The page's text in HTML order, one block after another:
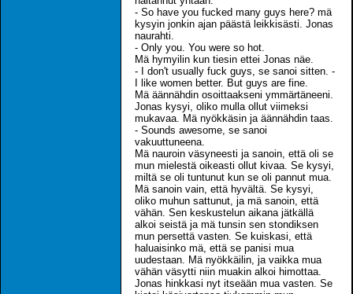
- So have you fucked many guys here? mä
kysyin jonkin ajan päästä leikkisästi. Jonas
naurahti.
- Only you. You were so hot.
Mä hymyilin kun tiesin ettei Jonas näe.
- I don't usually fuck guys, se sanoi sitten. -
I like women better. But guys are fine.
Mä äännähdin osoittaakseni ymmärtäneeni.
Jonas kysyi, oliko mulla ollut viimeksi
mukavaa. Mä nyökkäsin ja äännähdin taas.
- Sounds awesome, se sanoi
vakuuttuneena.
Mä nauroin väsyneesti ja sanoin, että oli se
mun mielestä oikeasti ollut kivaa. Se kysyi,
miltä se oli tuntunut kun se oli pannut mua.
Mä sanoin vain, että hyvältä. Se kysyi,
oliko muhun sattunut, ja mä sanoin, että
vähän. Sen keskustelun aikana jätkällä
alkoi seistä ja mä tunsin sen stondiksen
mun persettä vasten. Se kuiskasi, että
haluaisinko mä, että se panisi mua
uudestaan. Mä nyökkäilin, ja vaikka mua
vähän väsytti niin muakin alkoi himottaa.
Jonas hinkkasi nyt itseään mua vasten. Se